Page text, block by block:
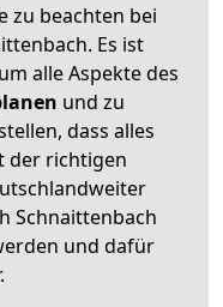
zu beachten bei
Es ist
alle Aspekte des
und zu
dass alles
der richtigen
Schnaittenbach
und dafür